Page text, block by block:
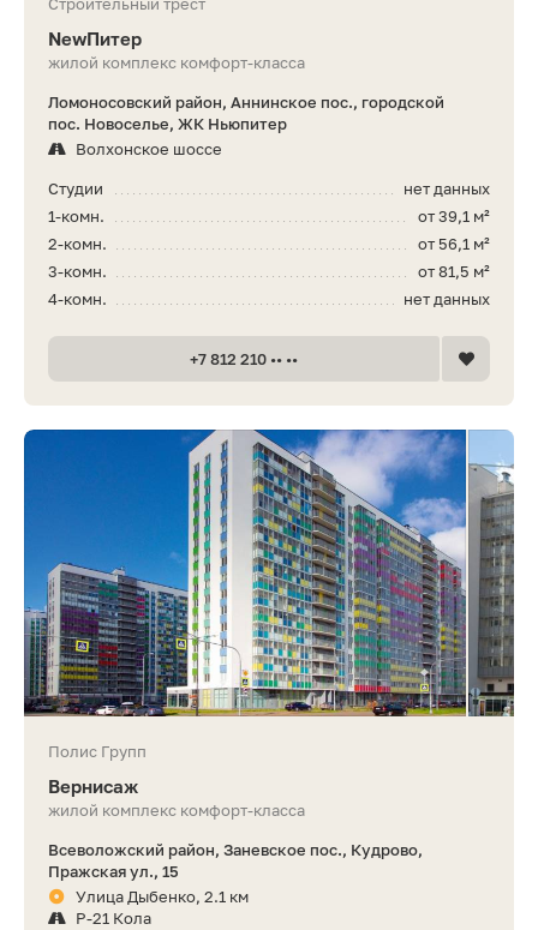
NewПитер
жилой комплекс комфорт-класса
Ломоносовский район, Аннинское пос., городской
пос. Новоселье, ЖК Ньюпитер
Волхонское шоссе
нет данных
Студии
от 39,1 м²
1-комн.
от 56,1 м²
2-комн.
от 81,5 м²
3-комн.
нет данных
4-комн.
+7 812 210 •• ••
Полис Групп
Вернисаж
жилой комплекс комфорт-класса
Всеволожский район, Заневское пос., Кудрово,
Пражская ул., 15
Улица Дыбенко, 2.1 км
Р-21 Кола